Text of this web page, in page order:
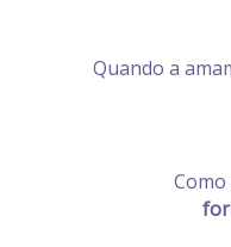
Quando a